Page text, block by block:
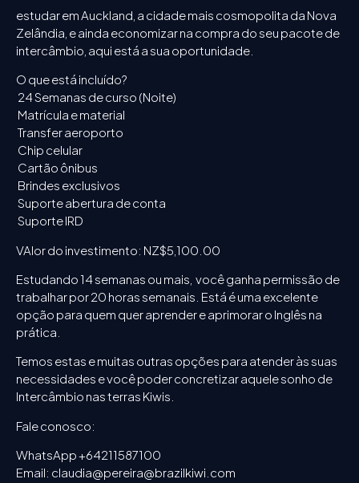
estudar em Auckland, a cidade mais cosmopolita da Nova
Zelândia, e ainda economizar na compra do seu pacote de
intercâmbio, aqui está a sua oportunidade.
O que está incluído?
24 Semanas de curso (Noite)
Matrícula e material
Transfer aeroporto
Chip celular
Cartão ônibus
Brindes exclusivos
Suporte abertura de conta
Suporte IRD
VAlor do investimento: NZ$5,100.00
Estudando 14 semanas ou mais, você ganha permissão de
trabalhar por 20 horas semanais. Está é uma excelente
opção para quem quer aprender e aprimorar o Inglês na
prática.
Temos estas e muitas outras opções para atender às suas
necessidades e você poder concretizar aquele sonho de
Intercâmbio nas terras Kiwis.
Fale conosco:
WhatsApp +64211587100
Email: claudia@pereira@brazilkiwi.com